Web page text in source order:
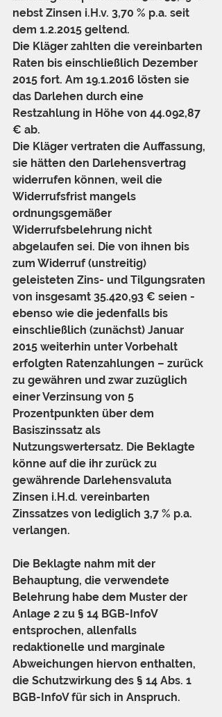
nebst Zinsen i.H.v. 3,70 % p.a. seit
dem 1.2.2015 geltend.
Die Kläger zahlten die vereinbarten
Raten bis einschließlich Dezember
2015 fort. Am 19.1.2016 lösten sie
das Darlehen durch eine
Restzahlung in Höhe von 44.092,87
€ ab.
Die Kläger vertraten die Auffassung,
sie hätten den Darlehensvertrag
widerrufen können, weil die
Widerrufsfrist mangels
ordnungsgemäßer
Widerrufsbelehrung nicht
abgelaufen sei. Die von ihnen bis
zum Widerruf (unstreitig)
geleisteten Zins- und Tilgungsraten
von insgesamt 35.420,93 € seien -
ebenso wie die jedenfalls bis
einschließlich (zunächst) Januar
2015 weiterhin unter Vorbehalt
erfolgten Ratenzahlungen – zurück
zu gewähren und zwar zuzüglich
einer Verzinsung von 5
Prozentpunkten über dem
Basiszinssatz als
Nutzungswertersatz. Die Beklagte
könne auf die ihr zurück zu
gewährende Darlehensvaluta
Zinsen i.H.d. vereinbarten
Zinssatzes von lediglich 3,7 % p.a.
verlangen.
Die Beklagte nahm mit der
Behauptung, die verwendete
Belehrung habe dem Muster der
Anlage 2 zu § 14 BGB-InfoV
entsprochen, allenfalls
redaktionelle und marginale
Abweichungen hiervon enthalten,
die Schutzwirkung des § 14 Abs. 1
BGB-InfoV für sich in Anspruch.